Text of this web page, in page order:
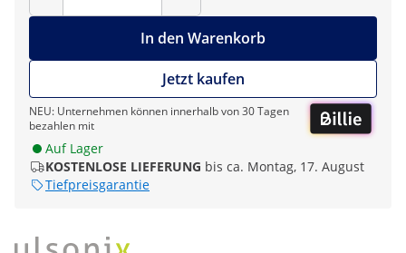
In den Warenkorb
Jetzt kaufen
NEU: Unternehmen können innerhalb von 30 Tagen
bezahlen mit
Auf Lager
KOSTENLOSE LIEFERUNG bis ca. Montag, 17. August
Tiefpreisgarantie